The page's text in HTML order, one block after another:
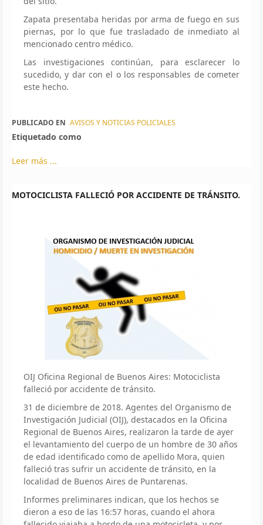
Zapata presentaba heridas por arma de fuego en sus
piernas, por lo que fue trasladado de inmediato al
mencionado centro médico.
Las investigaciones continúan, para esclarecer lo
sucedido, y dar con el o los responsables de cometer
este hecho.
PUBLICADO EN AVISOS Y NOTICIAS POLICIALES
Etiquetado como
Leer más ...
MOTOCICLISTA FALLECIÓ POR ACCIDENTE DE TRÁNSITO.
OIJ Oficina Regional de Buenos Aires: Motociclista
falleció por accidente de tránsito.
31 de diciembre de 2018. Agentes del Organismo de
Investigación Judicial (OIJ), destacados en la Oficina
Regional de Buenos Aires, realizaron la tarde de ayer
el levantamiento del cuerpo de un hombre de 30 años
de edad identificado como de apellido Mora, quien
falleció tras sufrir un accidente de tránsito, en la
localidad de Buenos Aires de Puntarenas.
Informes preliminares indican, que los hechos se
dieron a eso de las 16:57 horas, cuando el ahora